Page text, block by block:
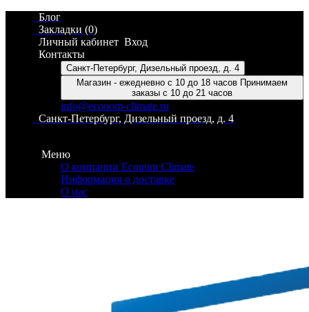
Блог
Закладки (0)
Личный кабинет Вход
Контакты
Санкт-Петербург, Дизельный проезд, д. 4
Магазин - ежедневно с 10 до 18 часов Принимаем
заказы с 10 до 21 часов
info@econom-climate.ru
Санкт-Петербург, Дизельный проезд, д. 4
Меню
О компании Econom Climate
Информация о доставке
О нас